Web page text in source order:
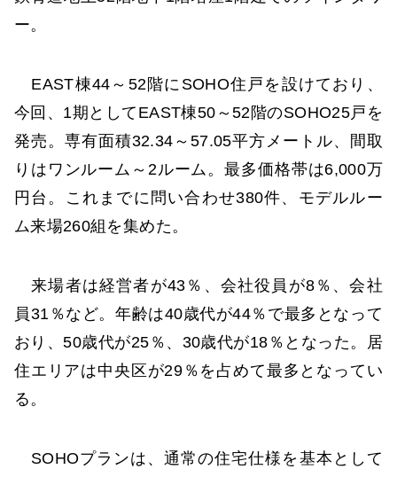
ー。
EAST棟44～52階にSOHO住戸を設けており、
今回、1期としてEAST棟50～52階のSOHO25戸を
発売。専有面積32.34～57.05平方メートル、間取
りはワンルーム～2ルーム。最多価格帯は6,000万
円台。これまでに問い合わせ380件、モデルルー
ム来場260組を集めた。
来場者は経営者が43％、会社役員が8％、会社
員31％など。年齢は40歳代が44％で最多となって
おり、50歳代が25％、30歳代が18％となった。居
住エリアは中央区が29％を占めて最多となってい
る。
SOHOプランは、通常の住宅仕様を基本として